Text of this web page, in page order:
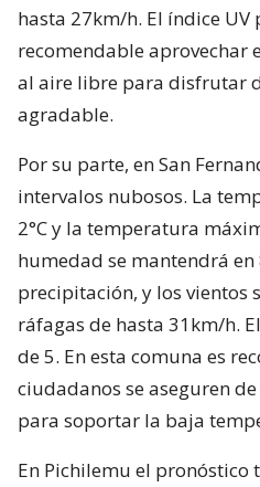
hasta 27km/h. El índice UV
recomendable aprovechar
al aire libre para disfrutar
agradable.
Por su parte, en San
intervalos nubosos. La
2°C y la temperatura
humedad se mantendrá en
precipitación, y los vientos
ráfagas de hasta 31km/h.
de 5. En esta comuna es
ciudadanos se aseguren
para soportar la baja
En Pichilemu el